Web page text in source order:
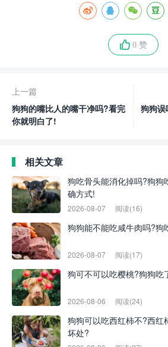
0 赞
上一篇
狗狗的嘴比人的嘴干净吗?看完
你就明白了!
狗狗
相关文章
狗吃骨头能消化掉吗?狗狗
确方式!
2026-08-07 阅读(16)
狗狗能不能吃咸牛肉吗?狗
2026-08-07 阅读(17)
狗可不可以吃樱桃?狗狗吃
2026-08-06 阅读(24)
狗狗可以吃西红柿不?西红
坏处?